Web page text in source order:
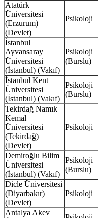
Atatürk
Üniversitesi
(Erzurum)
(Devlet)
Psikoloji
İstanbul
Ayvansaray
Üniversitesi
(İstanbul) (Vakıf)
Psikoloji
(Burslu)
İstanbul Kent
Üniversitesi
(İstanbul) (Vakıf)
Psikoloji
(Burslu)
Tekirdağ Namık
Kemal
Üniversitesi
(Tekirdağ)
(Devlet)
Psikoloji
Demiroğlu Bilim
Üniversitesi
(İstanbul) (Vakıf)
Psikoloji
(Burslu)
Dicle Üniversitesi
(Diyarbakır)
(Devlet)
Psikoloji
Antalya Akev